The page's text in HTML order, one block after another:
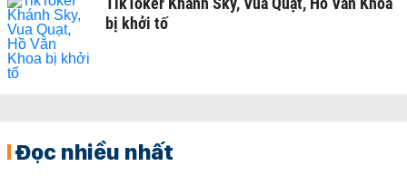
bị khởi tố
Đọc nhiều nhất